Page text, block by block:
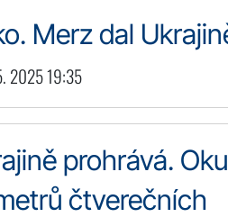
Merz dal
2025 19:35
prohrává.
čtverečních